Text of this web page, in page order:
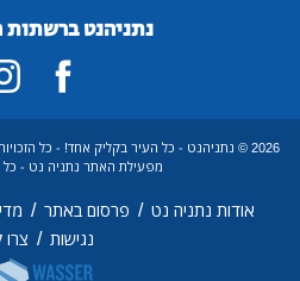
נתניהנט
2026 © נתניהנט - כל העיר בקליק אחד! - כל
מפעילת האתר נתניה נט - כל
אודות נתניה נט / פרסום באתר /
נגישות /